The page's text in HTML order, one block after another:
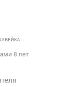
8 лет